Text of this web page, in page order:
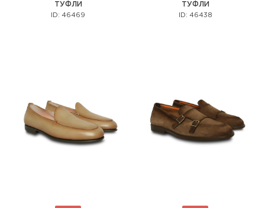
ТУФЛИ
ID: 46469
ТУФЛИ
ID: 46438